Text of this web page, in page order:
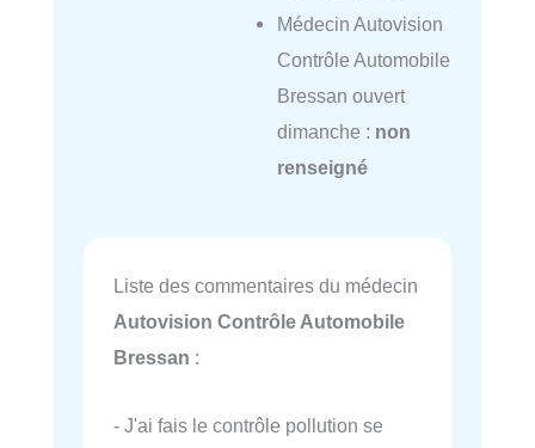
Médecin Autovision
Contrôle Automobile
Bressan ouvert
dimanche : non
renseigné
Liste des commentaires du médecin
Autovision Contrôle Automobile
Bressan :
- J'ai fais le contrôle pollution se